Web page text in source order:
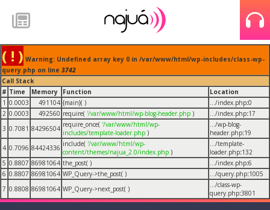
( ! ) Warning: Undefined array key 0 in /var/www/html/wp-includes/class-wp-
query.php on line 3742
Call Stack
# Time Memory Function
Location
1 0.0003 491104 {main}( ) .../index.php:0
2 0.0003 492560 require( '/var/www/html/wp-blog-header.php ) .../index.php:17
3 0.7081 84296504 require_once( '/var/www/html/wp-
includes/template-loader.php )
.../wp-blog-
header.php:19
4 0.7096 84424336 include( '/var/www/html/wp-
content/themes/najua_2.0/index.php )
.../template-
loader.php:132
5 0.8807 86981064 the_post( ) .../index.php:6
6 0.8807 86981064 WP_Query->the_post( ) .../query.php:1005
7 0.8808 86981064 WP_Query->next_post( )
.../class-wp-
query.php:3801